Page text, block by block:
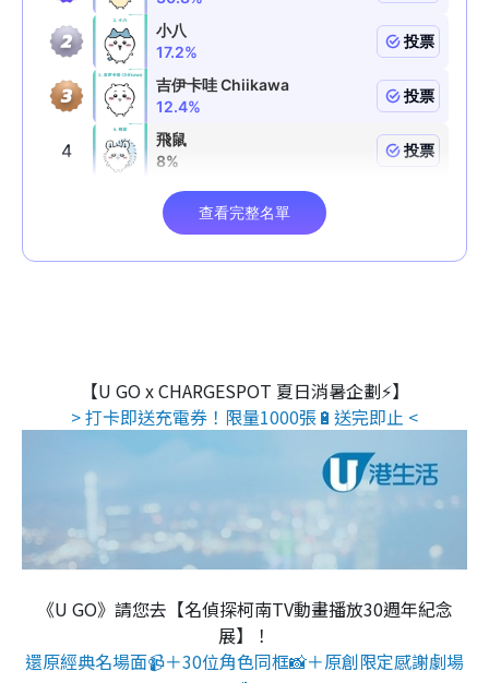
【U GO x CHARGESPOT 夏日消暑企劃⚡】
> 打卡即送充電券！限量1000張🔋送完即止 <
《U GO》請您去【名偵探柯南TV動畫播放30週年紀念
展】！
還原經典名場面📹＋30位角色同框📸＋原創限定感謝劇場